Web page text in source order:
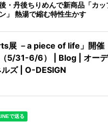
・丹後ちりめんで新商品「カッ
」 熱湯で縮む特性生かす
展 －a piece of life」開催
（5/31-6/6） | Blog | オーデ
ズ | O-DESIGN